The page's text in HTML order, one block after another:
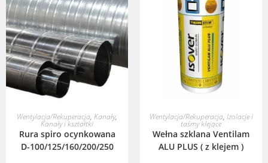
WYBIERZ OPCJE
Wentylacja/Rekuperacja, Kanały,
Kanały i kształtki
Rura spiro ocynkowana
D-100/125/160/200/250
WYBIERZ OPCJE
Wentylacja/Rekuperacja, Izolacje i
taśmy klejące
Wełna szklana Ventilam
ALU PLUS ( z klejem )